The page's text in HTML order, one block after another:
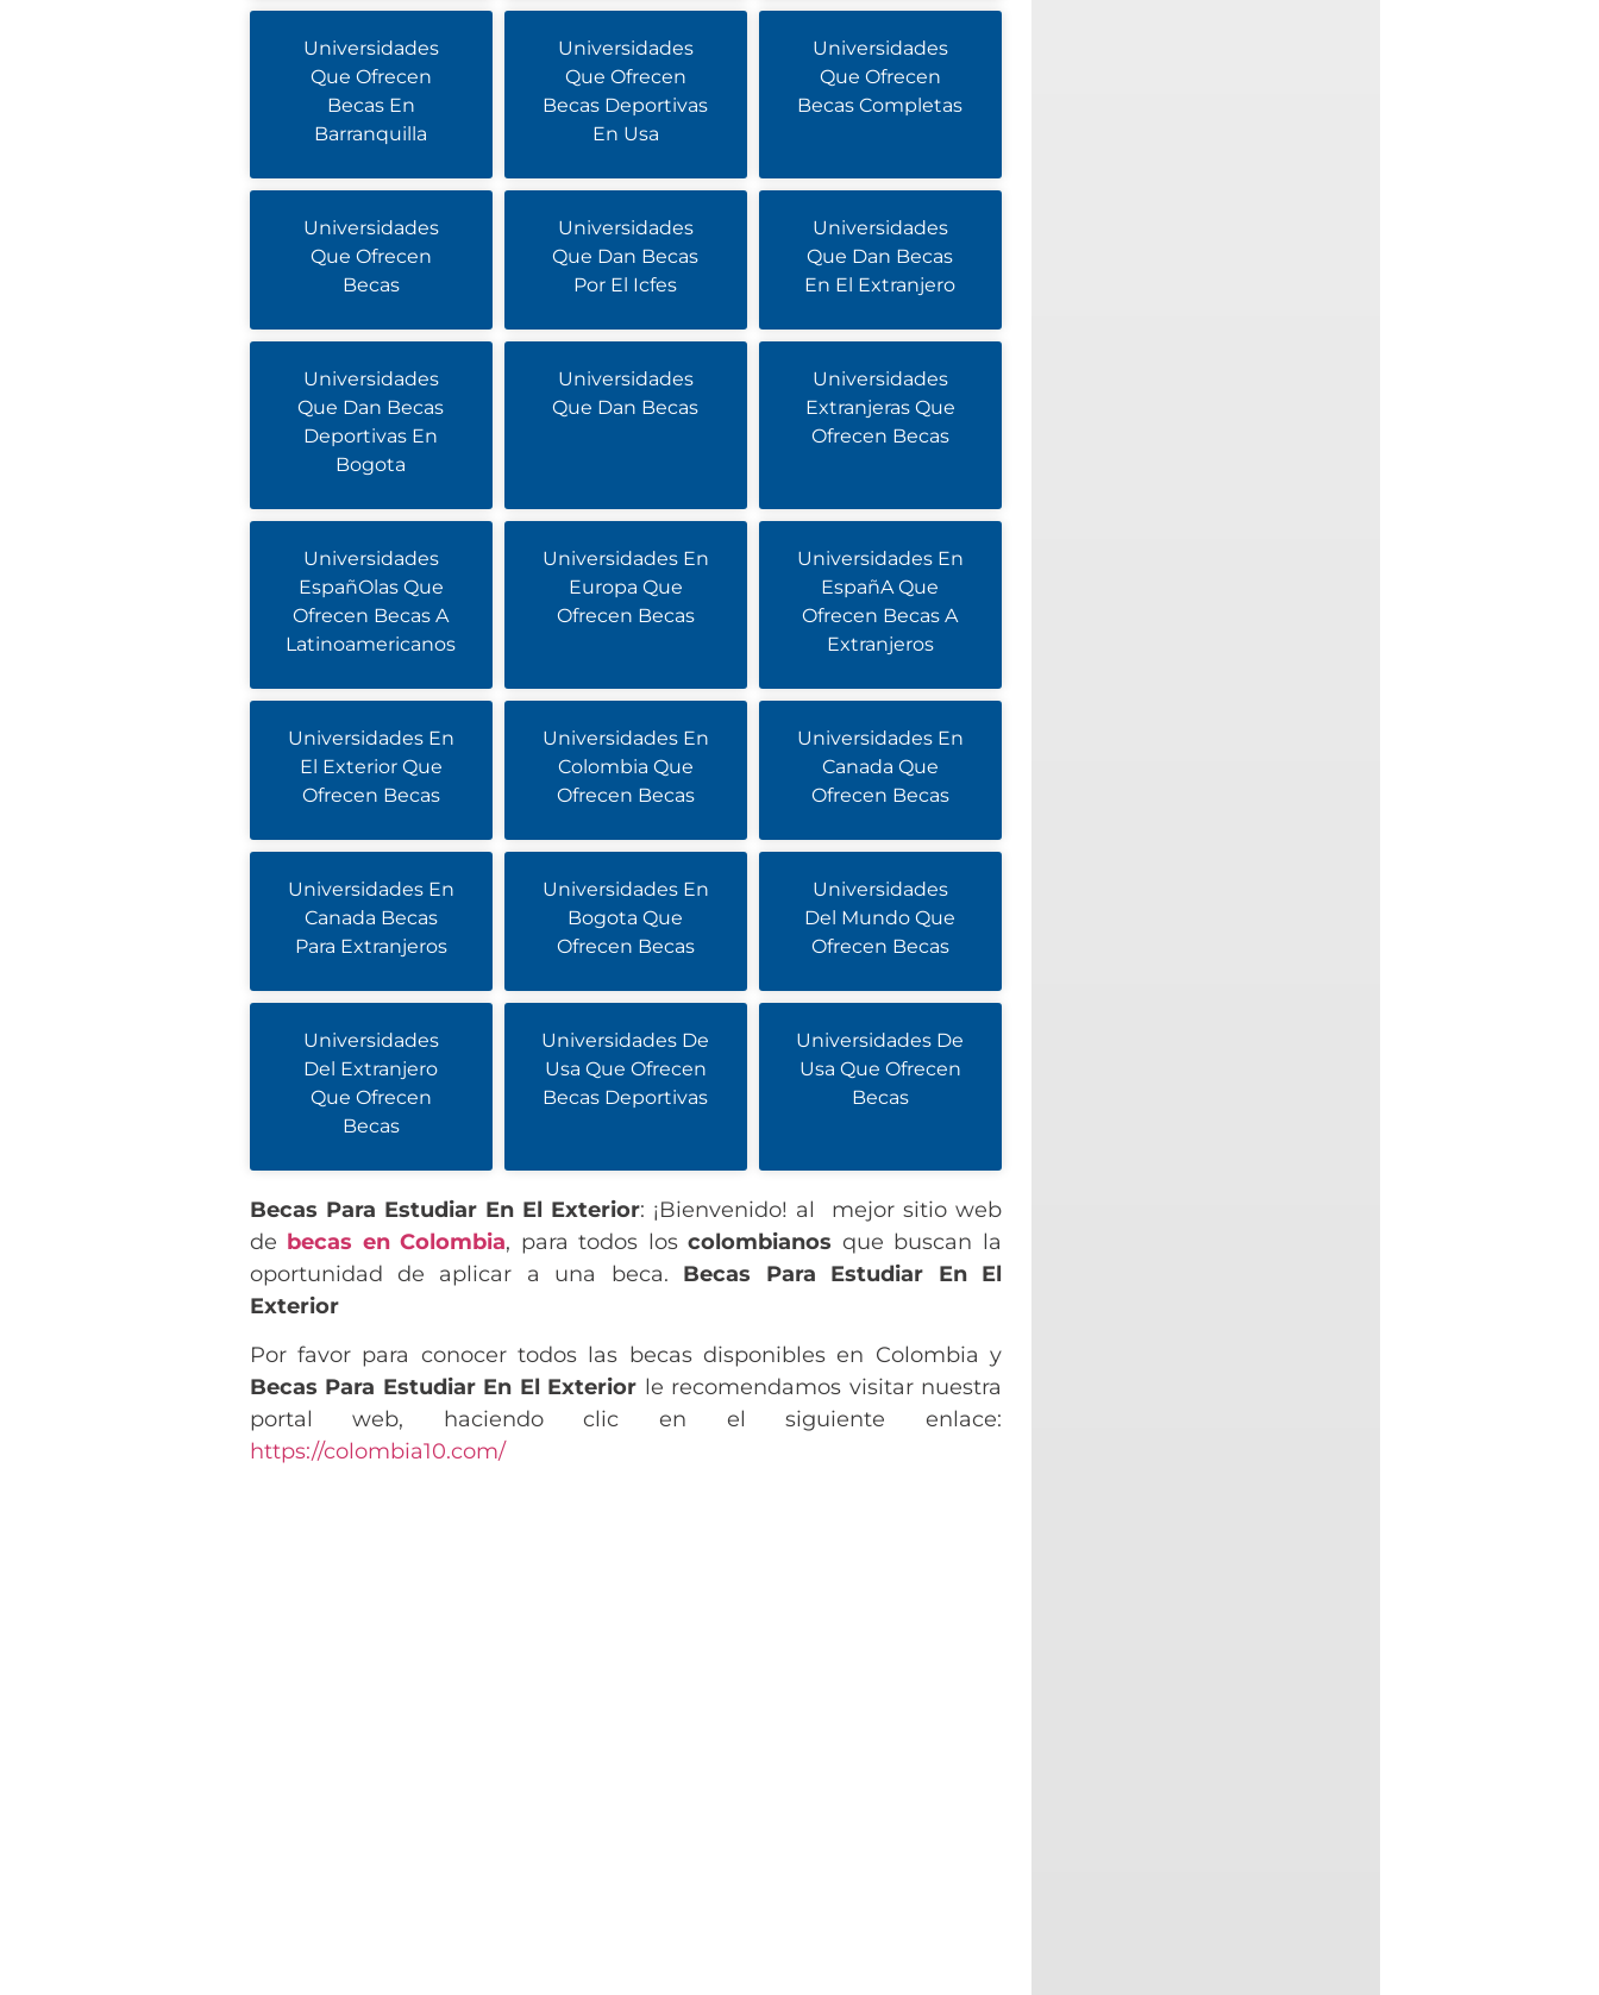
Universidades
Que Ofrecen
Becas En
Barranquilla
Universidades
Que Ofrecen
Becas Deportivas
En Usa
Universidades
Que Ofrecen
Becas Completas
Universidades
Que Ofrecen
Becas
Universidades
Que Dan Becas
Por El Icfes
Universidades
Que Dan Becas
En El Extranjero
Universidades
Que Dan Becas
Deportivas En
Bogota
Universidades
Que Dan Becas
Universidades
Extranjeras Que
Ofrecen Becas
Universidades
EspañOlas Que
Ofrecen Becas A
Latinoamericanos
Universidades En
Europa Que
Ofrecen Becas
Universidades En
EspañA Que
Ofrecen Becas A
Extranjeros
Universidades En
El Exterior Que
Ofrecen Becas
Universidades En
Colombia Que
Ofrecen Becas
Universidades En
Canada Que
Ofrecen Becas
Universidades En
Canada Becas
Para Extranjeros
Universidades En
Bogota Que
Ofrecen Becas
Universidades
Del Mundo Que
Ofrecen Becas
Universidades
Del Extranjero
Que Ofrecen
Becas
Universidades De
Usa Que Ofrecen
Becas Deportivas
Universidades De
Usa Que Ofrecen
Becas
Becas Para Estudiar En El Exterior: ¡Bienvenido! al mejor sitio web
de becas en Colombia, para todos loscolombianos que buscan la
oportunidad de aplicar a una beca. Becas Para Estudiar En El
Exterior
Por favor para conocer todos las becas disponibles en Colombia y
Becas Para Estudiar En El Exterior le recomendamos visitar nuestra
portal web, haciendo clic en el siguiente enlace:
https://colombia10.com/